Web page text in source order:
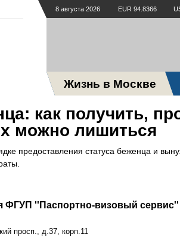
8 августа 2026 EUR 94.8366
Жизнь в Москве
как получить,
можно лишиться
предоставления статуса беженца и
ФГУП ''Паспортно-визовый сервис''
просп., д.37, корп.11